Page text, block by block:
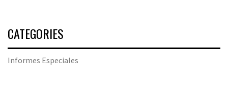
CATEGORIES
Informes Especiales